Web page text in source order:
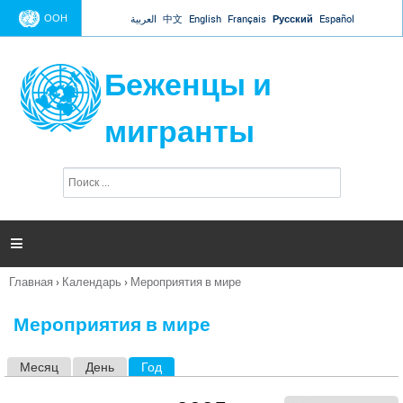
Jump to navigation
ООН العربية 中文 English Français Русский Español
Беженцы и
мигранты
п
и

Вы
Главная › Календарь › Мероприятия в мире
Мероприятия в мире
Месяц День Год